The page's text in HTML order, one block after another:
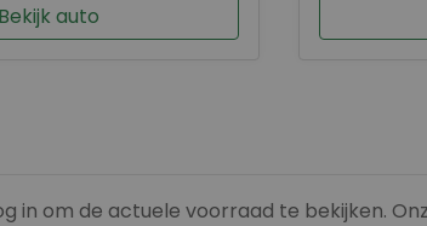
Bekijk auto
in om de actuele voorraad te bekijken.